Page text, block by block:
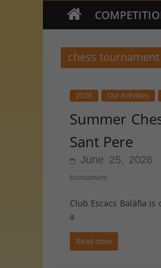
chess
2026 Our Activities
Summer
Sant Pere
June 25, 2026
tournament
Club Escacs Balàfia
a
Read more